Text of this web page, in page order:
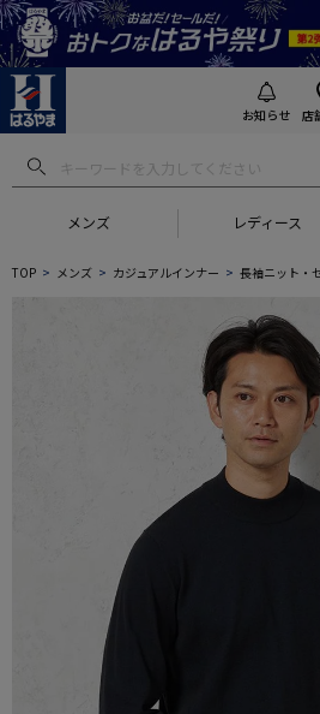
お知らせ 店
メンズ レディース
TOP メンズ カジュアルインナー 長袖ニット・